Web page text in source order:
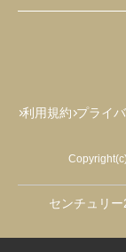
利用規約 プライ
センチュリ